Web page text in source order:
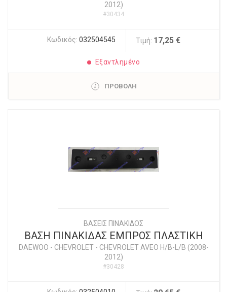
2012)
#30434
Κωδικός: 032504545 Τιμή: 17,25 €
Εξαντλημένο
ΠΡΟΒΟΛΗ
ΒΑΣΕΙΣ ΠΙΝΑΚΙΔΟΣ
ΒΑΣΗ ΠΙΝΑΚΙΔΑΣ ΕΜΠΡΟΣ ΠΛΑΣΤΙΚΗ
DAEWOO - CHEVROLET- CHEVROLET AVEO H/B-L/B (2008-
2012)
#30428